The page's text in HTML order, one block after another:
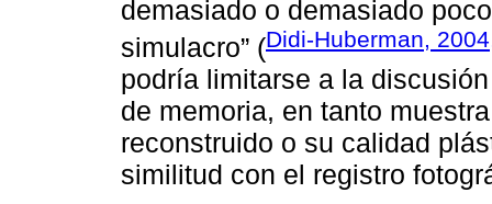
demasiado o demasiado
simulacro” (Didi-Huberman,
podría limitarse a la
de memoria, en tanto
reconstruido o su calidad
similitud con el registro